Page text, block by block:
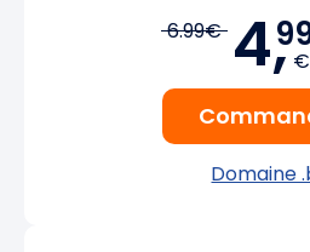
6.99€ 4,
Domaine